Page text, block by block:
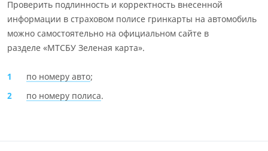
Проверить подлинность и корректность внесенной
информации в страховом полисе гринкарты на автомобиль
можно самостоятельно на официальном сайте в
разделе «МТСБУ Зеленая карта».
по номеру авто;
по номеру полиса.